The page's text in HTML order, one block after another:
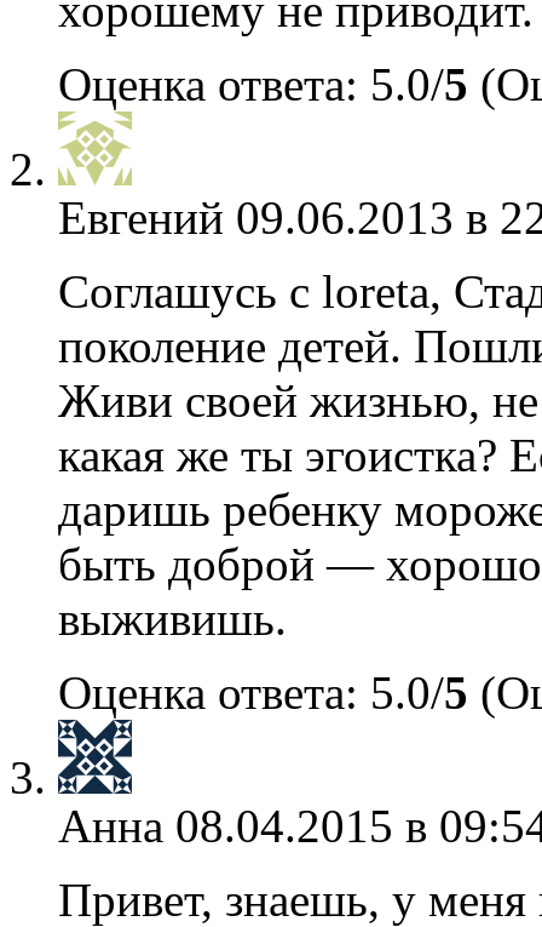
Оценка ответа: 5.0/5
Евгений 09.06.2013 в
Соглашусь с loreta,
поколение детей.
Живи своей жизнью, не
какая же ты эгоистка?
даришь ребенку
быть доброй —
выживишь.
Оценка ответа: 5.0/5
Анна 08.04.2015 в
Привет, знаешь, у